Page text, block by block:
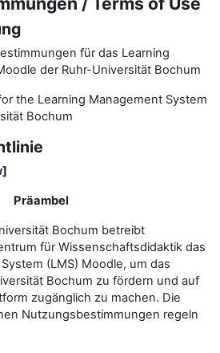
für das Learning
der Ruhr-Universität Bochum
the Learning Management System
ät Bochum
]
Präambel
Bochum betreibt
für Wissenschaftsdidaktik das
(LMS) Moodle, um das
Bochum zu fördern und auf
zugänglich zu machen. Die
Nutzungsbestimmungen regeln